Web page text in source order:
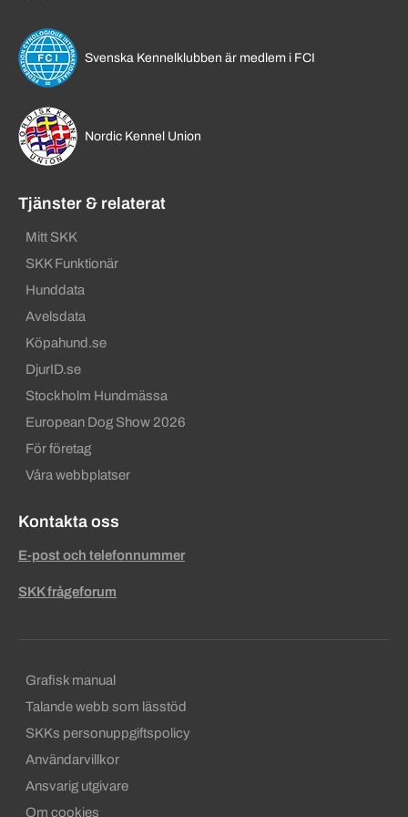
Svenska Kennelklubben är medlem i FCI
Nordic Kennel Union
Tjänster & relaterat
Mitt SKK
SKK Funktionär
Hunddata
Avelsdata
Köpahund.se
DjurID.se
Stockholm Hundmässa
European Dog Show 2026
För företag
Våra webbplatser
Kontakta oss
E-post och telefonnummer
SKK frågeforum
Sekundära sidfotslänkar
Grafisk manual
Talande webb som lässtöd
SKKs personuppgiftspolicy
Användarvillkor
Ansvarig utgivare
Om cookies